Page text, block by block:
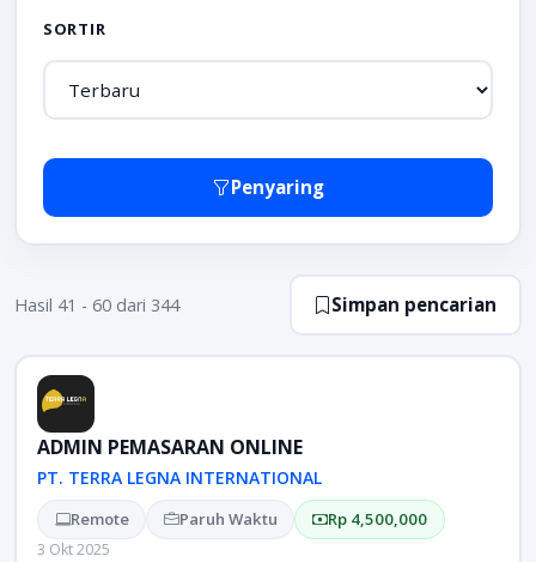
SORTIR
Penyaring
Hasil 41 - 60 dari 344 Simpan pencarian
ADMIN PEMASARAN ONLINE
PT. TERRA LEGNA INTERNATIONAL
Remote Paruh Waktu Rp 4,500,000
3 Okt 2025